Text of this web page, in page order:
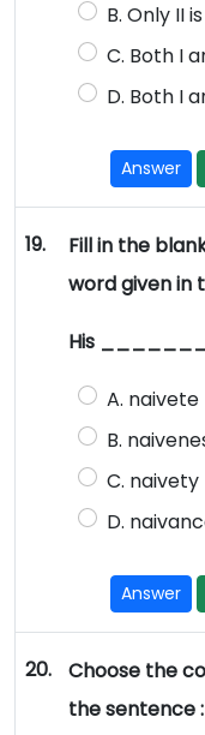
B. Only II
C. Both I
D. Both I
Answer
19.
Fill in the
word given in
His
A. naivete
B.
C. naivety
D.
Answer
20.
Choose the
the sentence :